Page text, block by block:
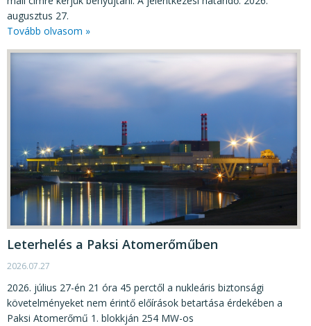
augusztus 27.
Tovább olvasom »
Leterhelés a Paksi Atomerőműben
2026.07.27
2026. július 27-én 21 óra 45 perctől a nukleáris biztonsági
követelményeket nem érintő előírások betartása érdekében a
Paksi Atomerőmű 1. blokkján 254 MW-os